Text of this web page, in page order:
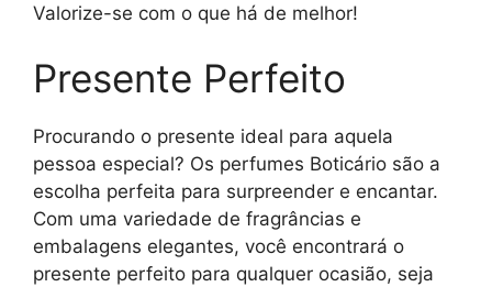
Valorize-se com o que há de melhor!
Presente Perfeito
Procurando o presente ideal para aquela
pessoa especial? Os perfumes Boticário são a
escolha perfeita para surpreender e encantar.
Com uma variedade de fragrâncias e
embalagens elegantes, você encontrará o
presente perfeito para qualquer ocasião, seja